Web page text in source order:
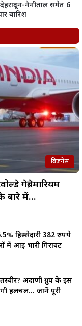
नैनीताल समेत 6
बारिश
बिज़नेस
गेब्रेमारियम
बारे में…
हिस्सेदारी 382 रुपये
में आई भारी गिरावट
अदाणी ग्रुप के इस
हलचल… जानें पूरी